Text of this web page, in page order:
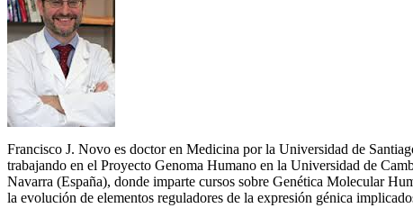
Francisco J. Novo es doctor en Medicina por la Universidad de
trabajando en el Proyecto Genoma Humano en la Universidad de
Navarra (España), donde imparte cursos sobre Genética Molecular
la evolución de elementos reguladores de la expresión génica